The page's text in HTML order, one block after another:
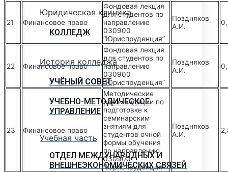
Юридическая клиника
КОЛЛЕДЖ
История колледжа
УЧЁНЫЙ СОВЕТ
УЧЕБНО-МЕТОДИЧЕСКОЕ
УПРАВЛЕНИЕ
Учебная часть
ОТДЕЛ МЕЖДУНАРОДНЫХ И
ВНЕШНЕЭКОНОМИЧЕСКИХ СВЯЗЕЙ
21 Финансовое право
Фондовая лекция
для студентов по
направлению
030900
“Юриспруденция”
Поздняков
А.И.
22 Финансовое право
Фондовая лекция
для студентов по
направлению
030900
“Юриспруденция”
Поздняков
А.И.
23 Финансовое право
Методические
рекомендации по
подготовке к
семинарским
знятиям для
студентов очной
формы обучения
по направлению
030900
“Юриспруденция”
Поздняков
А.И.